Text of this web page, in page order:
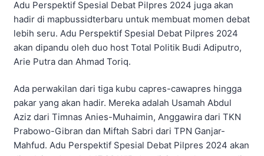
Adu Perspektif Spesial Debat Pilpres 2024 juga akan
hadir di mapbussidterbaru untuk membuat momen debat
lebih seru. Adu Perspektif Spesial Debat Pilpres 2024
akan dipandu oleh duo host Total Politik Budi Adiputro,
Arie Putra dan Ahmad Toriq.
Ada perwakilan dari tiga kubu capres-cawapres hingga
pakar yang akan hadir. Mereka adalah Usamah Abdul
Aziz dari Timnas Anies-Muhaimin, Anggawira dari TKN
Prabowo-Gibran dan Miftah Sabri dari TPN Ganjar-
Mahfud. Adu Perspektif Spesial Debat Pilpres 2024 akan